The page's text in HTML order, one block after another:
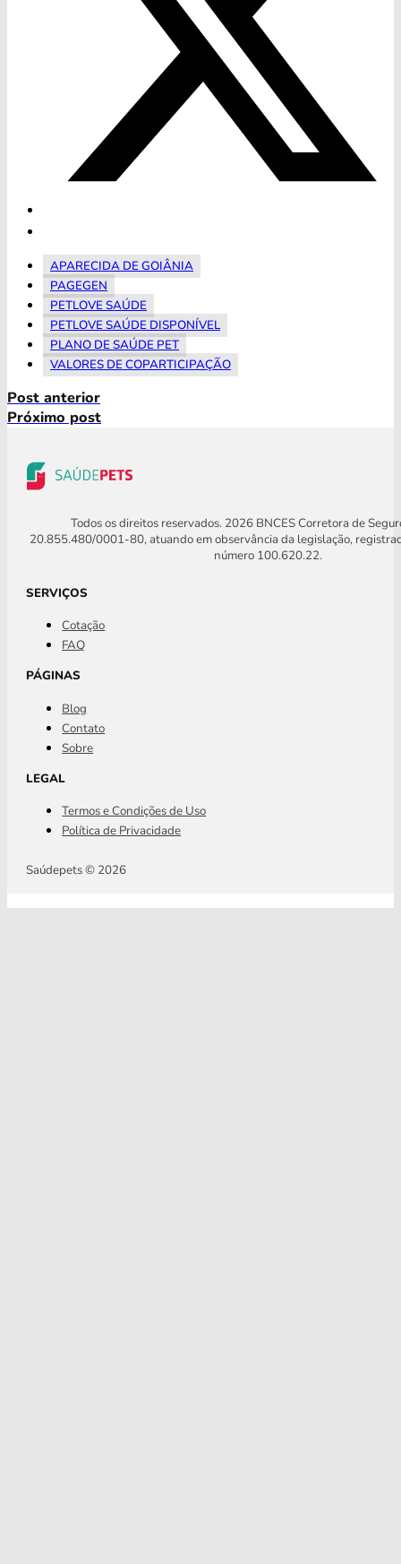
APARECIDA DE GOIÂNIA
PAGEGEN
PETLOVE SAÚDE
PETLOVE SAÚDE DISPONÍVEL
PLANO DE SAÚDE PET
VALORES DE COPARTICIPAÇÃO
Post anterior
Próximo post
Todos os direitos reservados. 2026 BNCES Corretora de
20.855.480/0001-80, atuando em observância da legislação,
número 100.620.22.
SERVIÇOS
Cotação
FAQ
PÁGINAS
Blog
Contato
Sobre
LEGAL
Termos e Condições de Uso
Política de Privacidade
Saúdepets © 2026